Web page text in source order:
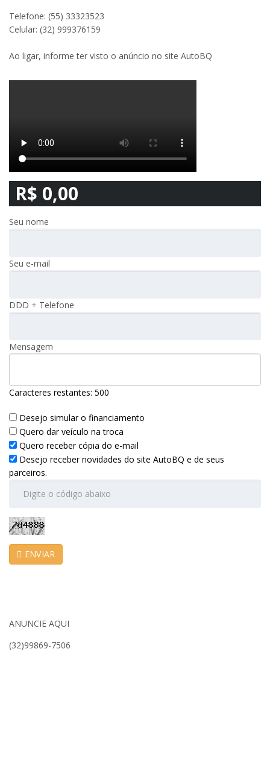
Telefone: (55) 33323523
Celular: (32) 999376159
Ao ligar, informe ter visto o anúncio no site AutoBQ
R$ 0,00
Seu nome
Seu e-mail
DDD + Telefone
Mensagem
Caracteres restantes: 500
Desejo simular o financiamento
Quero dar veículo na troca
Quero receber cópia do e-mail
Desejo receber novidades do site AutoBQ e de seus
parceiros.
ENVIAR
ANUNCIE AQUI
(32)99869-7506